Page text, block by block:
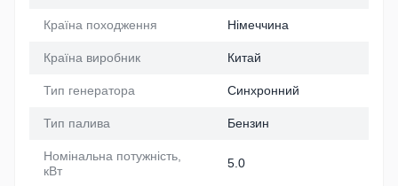
Країна походження Німеччина
Країна виробник Китай
Тип генератора Синхронний
Тип палива Бензин
Номінальна потужність,
кВт
5.0